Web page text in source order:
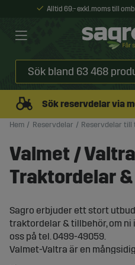
Alltid 69:- exkl. moms till
Sök reservdelar via
Hem Reservdelar Reservdelar till
Valmet /
Traktordelar
Sagro erbjuder ett stort
traktordelar & tillbehör, om ni
oss på tel. 0499-49059.
Valmet-Valtra är en
kan användas för en mängd